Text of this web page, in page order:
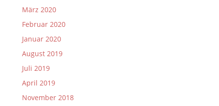
März 2020
Februar 2020
Januar 2020
August 2019
Juli 2019
April 2019
November 2018